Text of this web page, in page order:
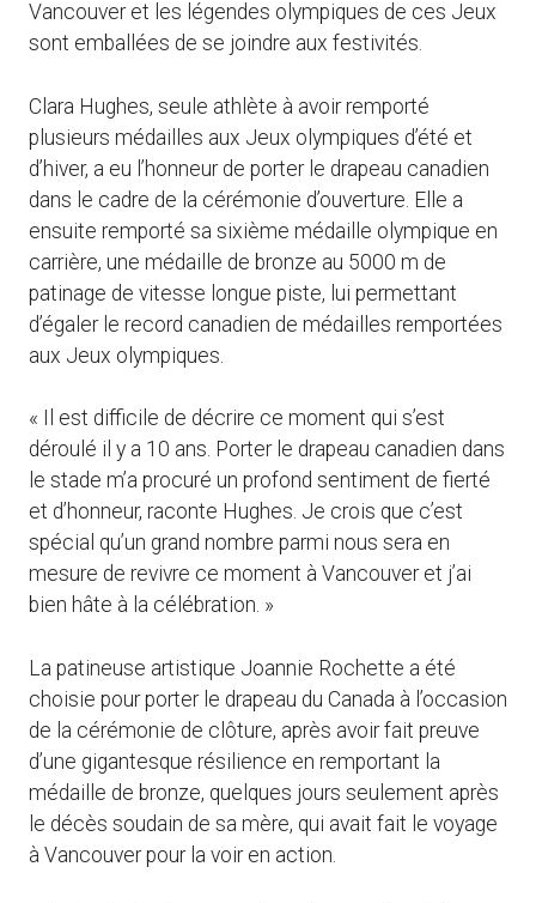
Vancouver et les légendes olympiques de ces Jeux
sont emballées de se joindre aux festivités.
Clara Hughes, seule athlète à avoir remporté
plusieurs médailles aux Jeux olympiques d’été et
d’hiver, a eu l’honneur de porter le drapeau canadien
dans le cadre de la cérémonie d’ouverture. Elle a
ensuite remporté sa sixième médaille olympique en
carrière, une médaille de bronze au 5000 m de
patinage de vitesse longue piste, lui permettant
d’égaler le record canadien de médailles remportées
aux Jeux olympiques.
« Il est difficile de décrire ce moment qui s’est
déroulé il y a 10 ans. Porter le drapeau canadien dans
le stade m’a procuré un profond sentiment de fierté
et d’honneur, raconte Hughes. Je crois que c’est
spécial qu’un grand nombre parmi nous sera en
mesure de revivre ce moment à Vancouver et j’ai
bien hâte à la célébration. »
La patineuse artistique Joannie Rochette a été
choisie pour porter le drapeau du Canada à l’occasion
de la cérémonie de clôture, après avoir fait preuve
d’une gigantesque résilience en remportant la
médaille de bronze, quelques jours seulement après
le décès soudain de sa mère, qui avait fait le voyage
à Vancouver pour la voir en action.